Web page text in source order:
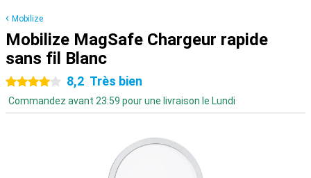
Mobilize
Mobilize MagSafe Chargeur rapide
sans fil Blanc
4 étoiles8,2 Très bien
Commandez avant 23:59 pour une livraison le Lundi